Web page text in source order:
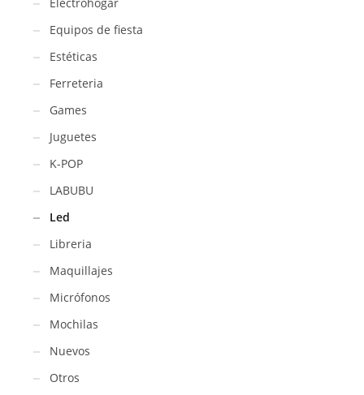
Equipos de fiesta
Estéticas
Ferreteria
Games
Juguetes
K-POP
LABUBU
Led
Libreria
Maquillajes
Micrófonos
Mochilas
Nuevos
Otros